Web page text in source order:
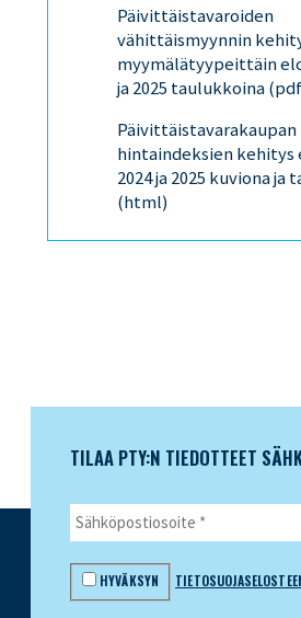
Päivittäistavaroiden
vähittäismyynnin
myymälätyypeittäin
ja 2025 taulukkoina
Päivittäistavarakaupan
hintaindeksien kehitys
2024 ja 2025 kuviona ja
(html)
TILAA PTY:N TIEDOTTEET
HYVÄKSYN